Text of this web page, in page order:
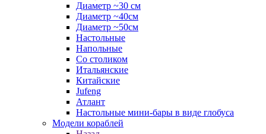
Диаметр ~30 см
Диаметр ~40см
Диаметр ~50см
Настольные
Напольные
Со столиком
Итальянские
Китайские
Jufeng
Атлант
Настольные мини-бары в виде глобуса
Модели кораблей